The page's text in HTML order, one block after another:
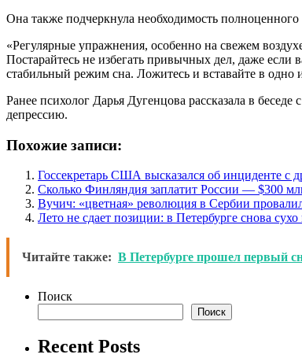
Она также подчеркнула необходимость
«Регулярные упражнения, особенно на свежем
Постарайтесь не избегать привычных дел, даже если
стабильный режим сна. Ложитесь и вставайте в
Ранее психолог Дарья Дугенцова рассказала в
депрессию.
Похожие записи:
Госсекретарь США высказался об инциденте с
Сколько Финляндия заплатит России — $300
Вучич: «цветная» революция в Сербии
Лето не сдает позиции: в Петербурге снова сухо
Читайте также: В Петербурге прошел первый
Поиск
Поиск
Recent Posts